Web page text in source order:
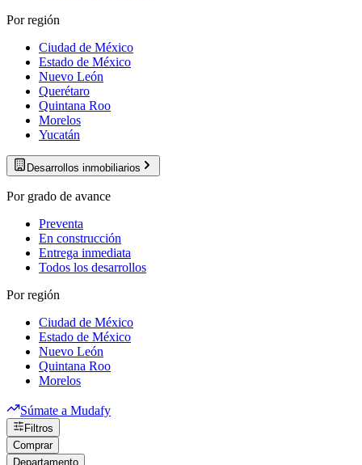
Por región
Ciudad de México
Estado de México
Nuevo León
Querétaro
Quintana Roo
Morelos
Yucatán
Desarrollos inmobiliarios
Por grado de avance
Preventa
En construcción
Entrega inmediata
Todos los desarrollos
Por región
Ciudad de México
Estado de México
Nuevo León
Quintana Roo
Morelos
Súmate a Mudafy
Filtros
Comprar
Departamento